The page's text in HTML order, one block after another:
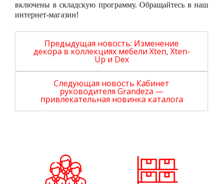
включены в складскую программу. Обращайтесь в наш
интернет-магазин!
Предыдущая новость: Изменение
декора в коллекциях мебели Xten, Xten-
Up и Dex
Следующая новость Кабинет
руководителя Grandeza —
привлекательная новинка каталога